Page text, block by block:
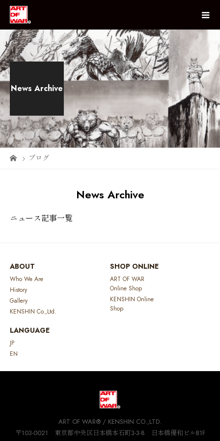
News Archive
ブログ
News Archive
ニュース記事一覧
ABOUT
Who We Are
History
Gallery
KENSHIN Co.,Ltd.
SHOP ONLINE
ART OF WAR
Online Shop
KENSHIN Online
Shop
LANGUAGE
JP
EN
ART OF WAR® / KENSHIN CO.,LTD.
〒103-0021 東京都中央区日本橋本石町3-3-8 日本橋優和ビルB1F